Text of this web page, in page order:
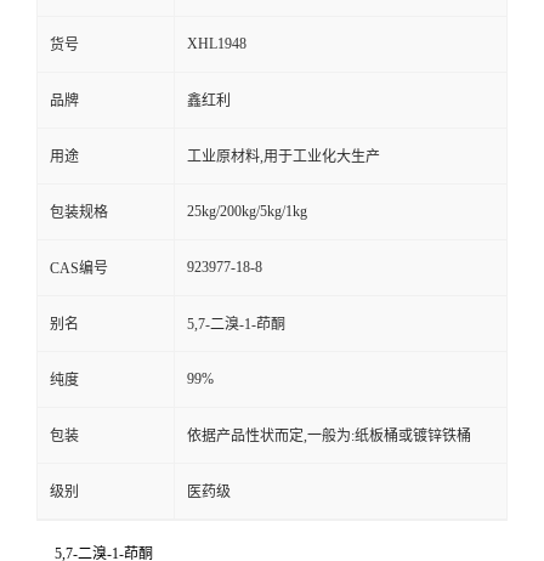
货号 XHL1948
品牌 鑫红利
用途 工业原材料,用于工业化大生产
包装规格 25kg/200kg/5kg/1kg
CAS编号 923977-18-8
别名 5,7-二溴-1-茚酮
纯度 99%
包装 依据产品性状而定,一般为:纸板桶或镀锌铁桶
级别 医药级
5,7-二溴-1-茚酮